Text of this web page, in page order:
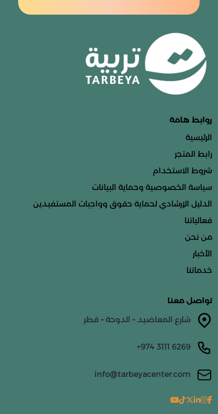
روابط هامة
الرئيسية
رابط المتجر
شروط الاستخدام
سياسة الخصوصية وحماية البيانات
الدليل الإرشادي لحماية حقوق وواجبات المستفيدين
فعالياتنا
من نحن
الأخبار
خدماتنا
تواصل معنا
شارع المعاضيد – الدوحة – قطر
info@tarbeyacenter.com